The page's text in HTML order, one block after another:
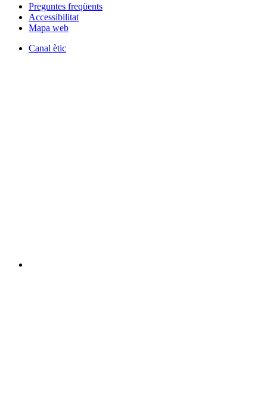
Preguntes freqüents
Accessibilitat
Mapa web
Canal ètic